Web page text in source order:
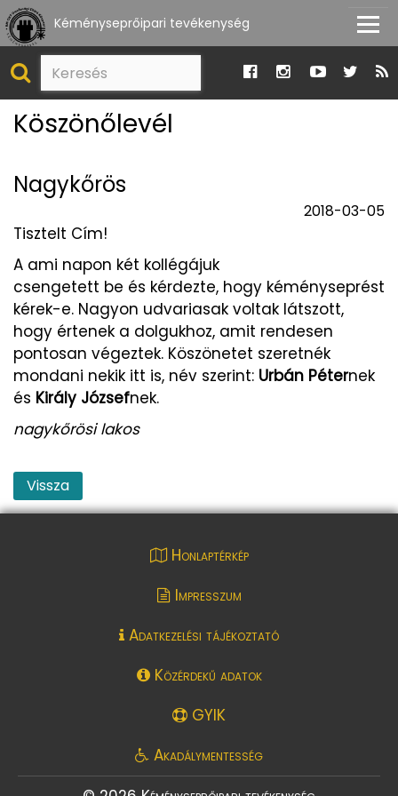
Kéményseprőipari tevékenység
Köszönőlevél
Nagykőrös
2018-03-05
Tisztelt Cím!
A ami napon két kollégájuk
csengetett be és kérdezte, hogy kéményseprést
kérek-e. Nagyon udvariasak voltak látszott,
hogy értenek a dolgukhoz, amit rendesen
pontosan végeztek. Köszönetet szeretnék
mondani nekik itt is, név szerint: Urbán Péternek
és Király Józsefnek.
nagykőrösi lakos
Vissza
Honlaptérkép
Impresszum
Adatkezelési tájékoztató
Közérdekű adatok
GYIK
Akadálymentesség